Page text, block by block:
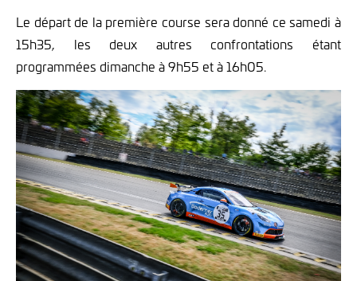
Le départ de la première course sera donné ce samedi à
15h35, les deux autres confrontations étant
programmées dimanche à 9h55 et à 16h05.